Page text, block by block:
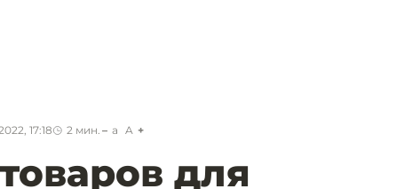
17:18 2 мин. a A
для